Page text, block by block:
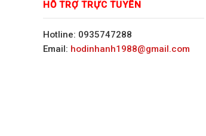
HỖ TRỢ TRỰC TUYẾN
Hotline: 0935747288
Email: hodinhanh1988@gmail.com